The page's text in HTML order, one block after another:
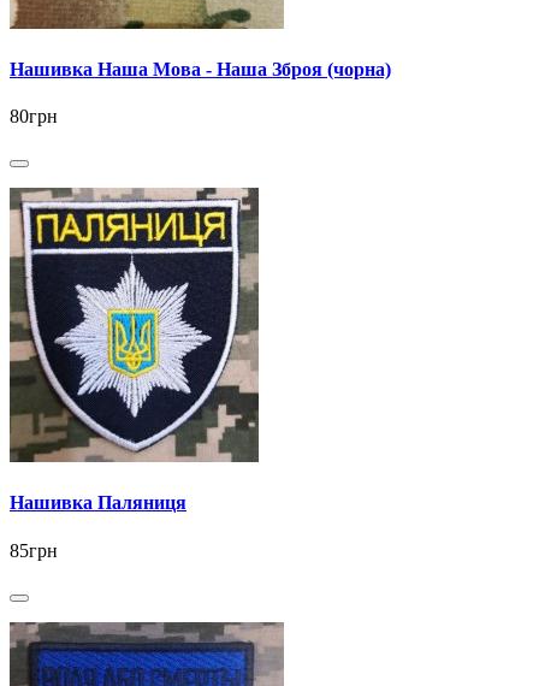
Нашивка Наша Мова - Наша Зброя (чорна)
80грн
Нашивка Паляниця
85грн